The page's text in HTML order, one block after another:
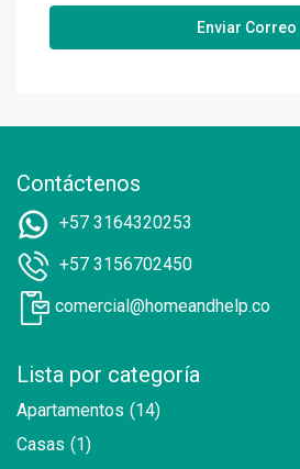
Contáctenos
+57 3164320253
+57 3156702450
comercial@homeandhelp.co
Lista por categoría
Apartamentos (14)
Casas (1)